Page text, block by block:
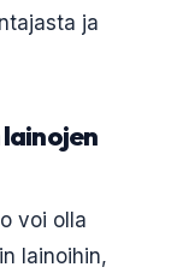
ja
voi olla
lainoihin,